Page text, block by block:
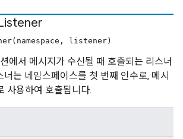
listener)
에서 메시지가 수신될 때 호출되는 리스너
는 네임스페이스를 첫 번째 인수로, 메시
사용하여 호출됩니다.